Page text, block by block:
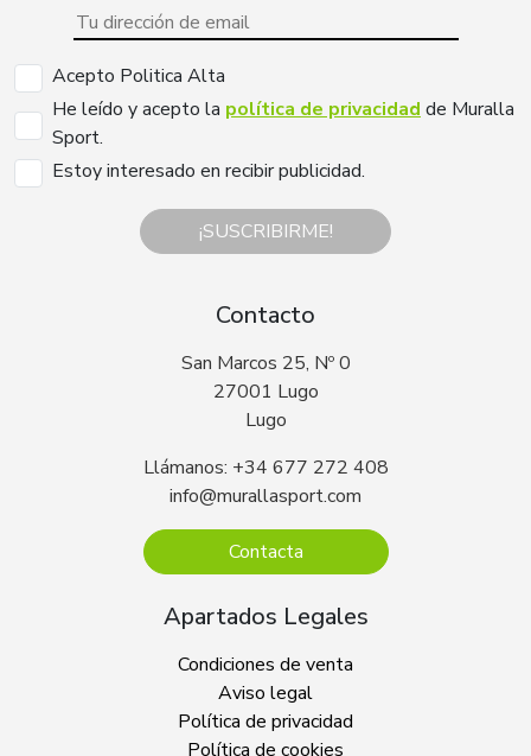
Acepto Politica Alta
He leído y acepto la política de privacidad de Muralla
Sport.
Estoy interesado en recibir publicidad.
¡SUSCRIBIRME!
Contacto
San Marcos 25, Nº 0
27001 Lugo
Lugo
Llámanos: +34 677 272 408
info@murallasport.com
Contacta
Apartados Legales
Condiciones de venta
Aviso legal
Política de privacidad
Política de cookies